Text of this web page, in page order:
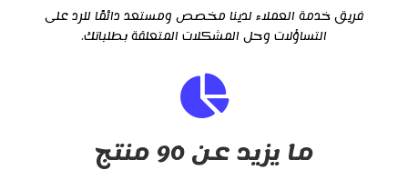
فريق خدمة العملاء لدينا مخصص ومستعد دائمًا للرد على
التساؤلات وحل المشكلات المتعلقة بطلباتك.
ما يزيد عن 90 منتج